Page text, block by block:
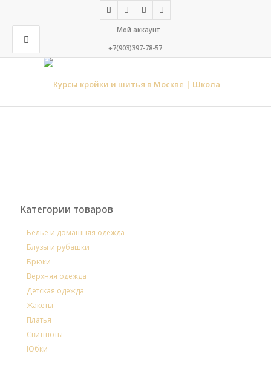
Мой аккаунт
+7(903)397-78-57
Категории товаров
Белье и домашняя одежда
Блузы и рубашки
Брюки
Верхняя одежда
Детская одежда
Жакеты
Платья
Свитшоты
Юбки